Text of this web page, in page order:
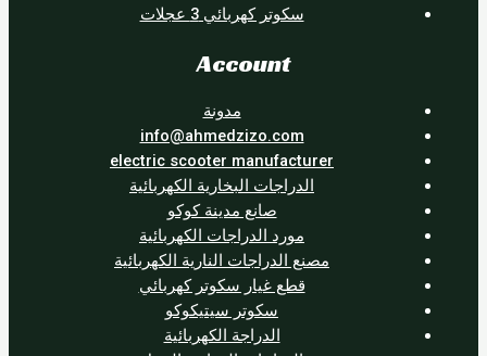
سكوتر كهربائي 3 عجلات
Account
مدونة
info@ahmedzizo.com
electric scooter manufacturer
الدراجات البخارية الكهربائية
صانع مدينة كوكو
مورد الدراجات الكهربائية
مصنع الدراجات النارية الكهربائية
قطع غيار سكوتر كهربائي
سكوتر سيتيكوكو
الدراجة الكهربائية